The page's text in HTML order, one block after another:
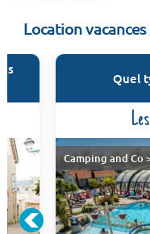
Location
Quel
Camping and Co